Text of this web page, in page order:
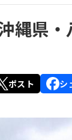
アジ
中
縄県・
ポスト シ